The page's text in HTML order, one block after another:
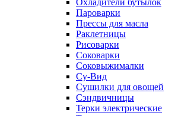
Охладители бутылок
Пароварки
Прессы для масла
Раклетницы
Рисоварки
Соковарки
Соковыжималки
Су-Вид
Сушилки для овощей
Сэндвичницы
Терки электрические